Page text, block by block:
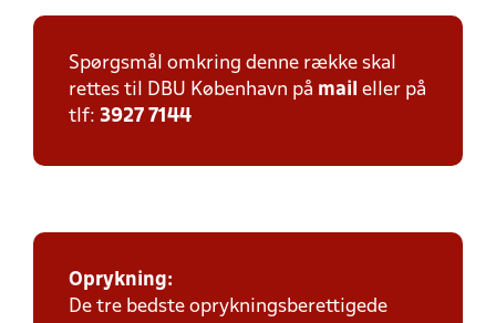
Spørgsmål omkring denne række skal
rettes til DBU København på mail eller på
tlf: 3927 7144
Oprykning:
De tre bedste oprykningsberettigede